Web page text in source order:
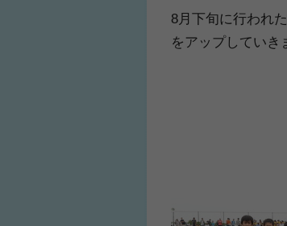
8月下旬に行われ
をアップしていき